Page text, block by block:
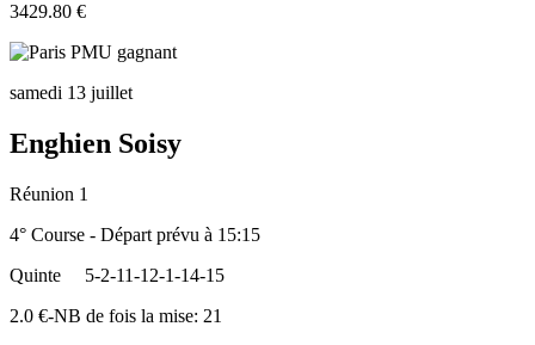
3429.80 €
samedi 13 juillet
Enghien Soisy
Réunion 1
4° Course - Départ prévu à 15:15
Quinte
5-2-11-12-1-14-15
2.0 €-NB de fois la mise: 21